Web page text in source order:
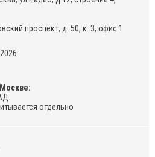
проспект, д. 50, к. 3, офис 1
отдельно